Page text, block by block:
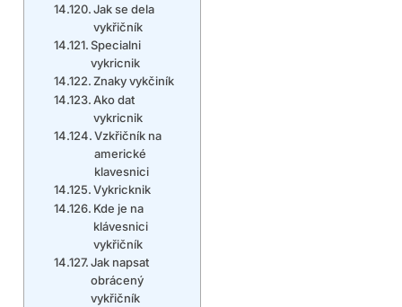
Jak se dela
vykřičník
Specialni
vykricnik
Znaky vykčiník
Ako dat
vykricnik
Vzkřičník na
americké
klavesnici
Vykricknik
Kde je na
klávesnici
vykřičník
Jak napsat
obrácený
vykřičník